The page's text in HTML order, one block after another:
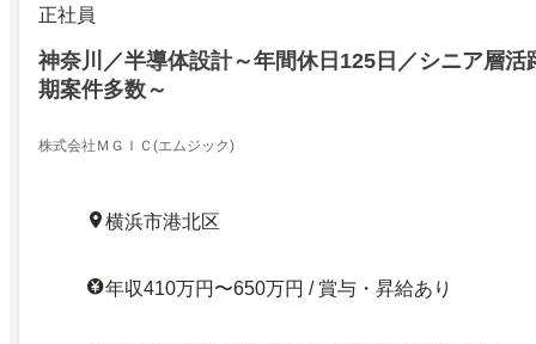
正社員
神奈川／半導体設計～年間休日125日／シニア層活
期案件多数～
株式会社ＭＧＩＣ(エムジック)
横浜市港北区
年収410万円〜650万円 / 賞与・昇給あり